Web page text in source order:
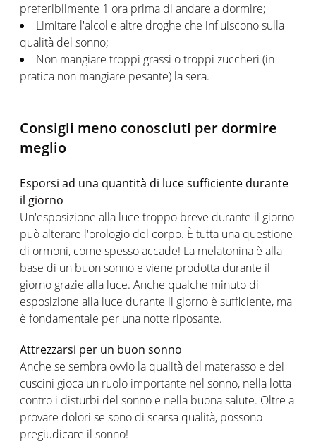
preferibilmente 1 ora prima di andare a dormire;
Limitare l'alcol e altre droghe che influiscono sulla
qualità del sonno;
Non mangiare troppi grassi o troppi zuccheri (in
pratica non mangiare pesante) la sera.
Consigli meno conosciuti per dormire
meglio
Esporsi ad una quantità di luce sufficiente durante
il giorno
Un'esposizione alla luce troppo breve durante il giorno
può alterare l'orologio del corpo. È tutta una questione
di ormoni, come spesso accade! La melatonina è alla
base di un buon sonno e viene prodotta durante il
giorno grazie alla luce. Anche qualche minuto di
esposizione alla luce durante il giorno è sufficiente, ma
è fondamentale per una notte riposante.
Attrezzarsi per un buon sonno
Anche se sembra ovvio la qualità del materasso e dei
cuscini gioca un ruolo importante nel sonno, nella lotta
contro i disturbi del sonno e nella buona salute. Oltre a
provare dolori se sono di scarsa qualità, possono
pregiudicare il sonno!